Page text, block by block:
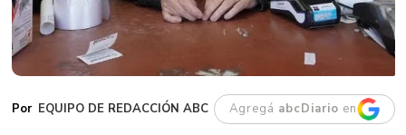
EQUIPO DE REDACCIÓN ABC Agregá abcDiario en